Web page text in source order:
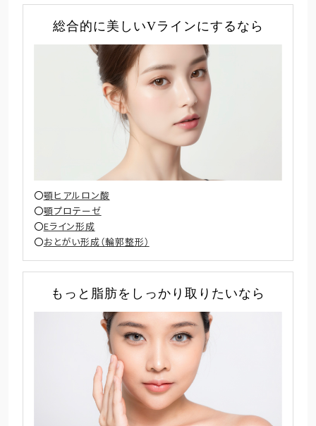
総合的に美しいVラインにするなら
顎ヒアルロン酸
顎プロテーゼ
Eライン形成
おとがい形成（輪郭整形）
もっと脂肪をしっかり取りたいなら